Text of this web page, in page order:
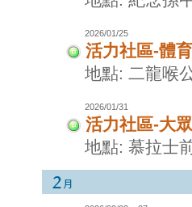
2026/01/25
活力社區-體
地點: 二龍喉
2026/01/31
活力社區-大
地點: 慕拉士